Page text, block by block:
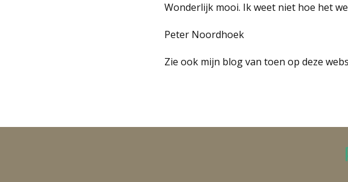
Wonderlijk mooi. Ik weet niet hoe het
Peter Noordhoek
Zie ook mijn blog van toen op deze